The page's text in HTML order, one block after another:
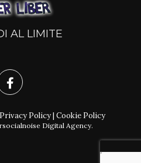
AL LIMITE
Privacy Policy| Cookie Policy
Digital Agency.